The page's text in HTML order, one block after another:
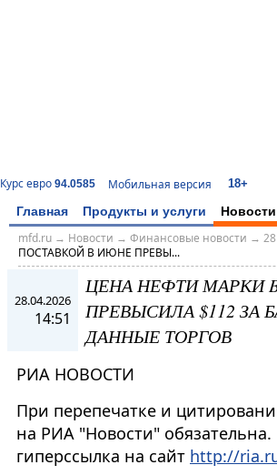
Курс евро 94.0585 Мобильная версия 18+
Главная Продукты и услуги Новости
mfd.ru→ Новости → Финансовые новости →
ПОСТАВКОЙ В ИЮНЕ ПРЕВЫ...
28.04.2026
14:51
ЦЕНА НЕФТИ МАРКИ
ПРЕВЫСИЛА $112 ЗА
ДАННЫЕ ТОРГОВ
РИА НОВОСТИ
При перепечатке и
на РИА "Новости"
гиперссылка на сайт http://